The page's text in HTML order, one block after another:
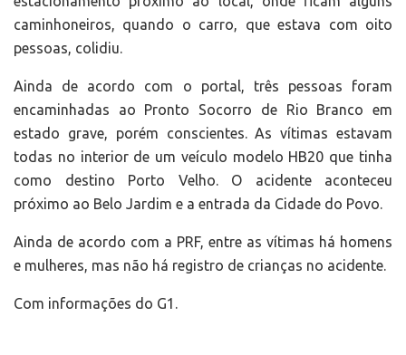
caminhoneiros, quando o carro, que estava com oito
pessoas, colidiu.
Ainda de acordo com o portal, três pessoas foram
encaminhadas ao Pronto Socorro de Rio Branco em
estado grave, porém conscientes. As vítimas estavam
todas no interior de um veículo modelo HB20 que tinha
como destino Porto Velho. O acidente aconteceu
próximo ao Belo Jardim e a entrada da Cidade do Povo.
Ainda de acordo com a PRF, entre as vítimas há homens
e mulheres, mas não há registro de crianças no acidente.
Com informações do G1.